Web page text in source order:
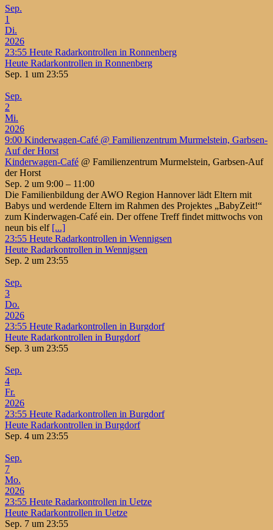
Sep.
1
Di.
2026
23:55 Heute Radarkontrollen in Ronnenberg
Heute Radarkontrollen in Ronnenberg
Sep. 1 um 23:55
Sep.
2
Mi.
2026
9:00 Kinderwagen-Café @ Familienzentrum Murmelstein, Garbsen-
Auf der Horst
Kinderwagen-Café @ Familienzentrum Murmelstein, Garbsen-Auf
der Horst
Sep. 2 um 9:00 – 11:00
Die Familienbildung der AWO Region Hannover lädt Eltern mit
Babys und werdende Eltern im Rahmen des Projektes „BabyZeit!“
zum Kinderwagen-Café ein. Der offene Treff findet mittwochs von
neun bis elf [...]
23:55 Heute Radarkontrollen in Wennigsen
Heute Radarkontrollen in Wennigsen
Sep. 2 um 23:55
Sep.
3
Do.
2026
23:55 Heute Radarkontrollen in Burgdorf
Heute Radarkontrollen in Burgdorf
Sep. 3 um 23:55
Sep.
4
Fr.
2026
23:55 Heute Radarkontrollen in Burgdorf
Heute Radarkontrollen in Burgdorf
Sep. 4 um 23:55
Sep.
7
Mo.
2026
23:55 Heute Radarkontrollen in Uetze
Heute Radarkontrollen in Uetze
Sep. 7 um 23:55